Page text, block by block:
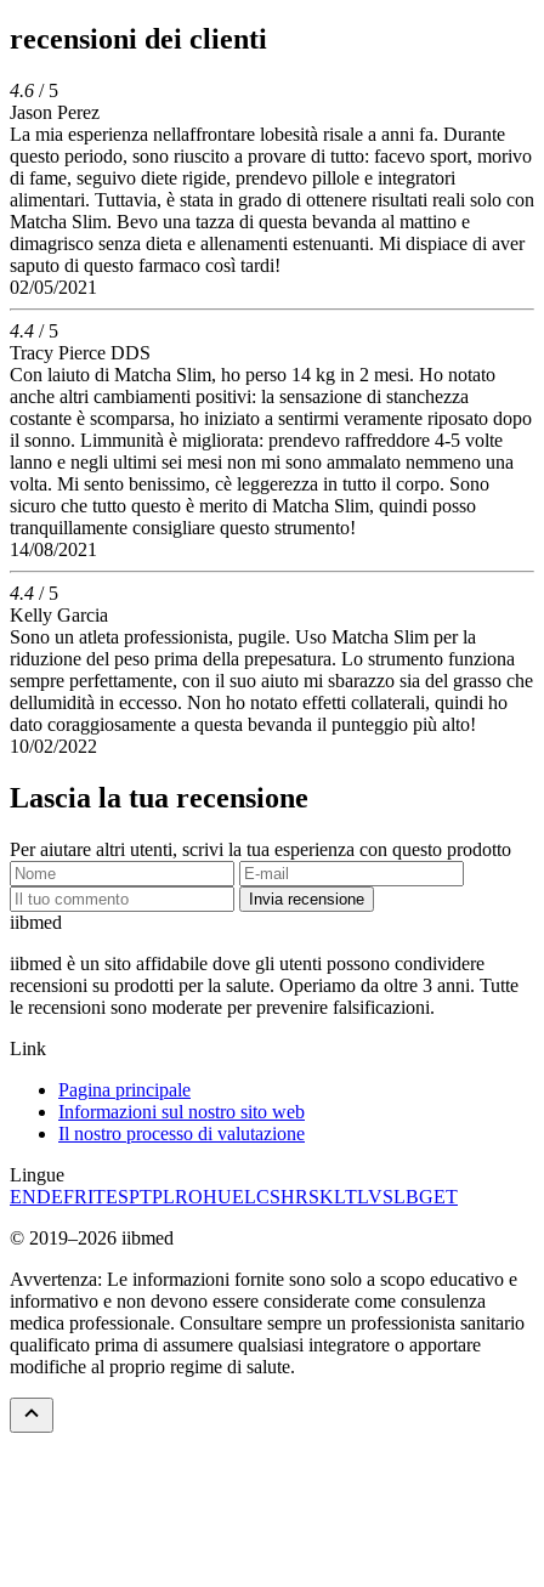
recensioni dei clienti
4.6 / 5
Jason Perez
La mia esperienza nellaffrontare lobesità risale a anni fa. Durante
questo periodo, sono riuscito a provare di tutto: facevo sport, morivo
di fame, seguivo diete rigide, prendevo pillole e integratori
alimentari. Tuttavia, è stata in grado di ottenere risultati reali solo con
Matcha Slim. Bevo una tazza di questa bevanda al mattino e
dimagrisco senza dieta e allenamenti estenuanti. Mi dispiace di aver
saputo di questo farmaco così tardi!
02/05/2021
4.4 / 5
Tracy Pierce DDS
Con laiuto di Matcha Slim, ho perso 14 kg in 2 mesi. Ho notato
anche altri cambiamenti positivi: la sensazione di stanchezza
costante è scomparsa, ho iniziato a sentirmi veramente riposato dopo
il sonno. Limmunità è migliorata: prendevo raffreddore 4-5 volte
lanno e negli ultimi sei mesi non mi sono ammalato nemmeno una
volta. Mi sento benissimo, cè leggerezza in tutto il corpo. Sono
sicuro che tutto questo è merito di Matcha Slim, quindi posso
tranquillamente consigliare questo strumento!
14/08/2021
4.4 / 5
Kelly Garcia
Sono un atleta professionista, pugile. Uso Matcha Slim per la
riduzione del peso prima della prepesatura. Lo strumento funziona
sempre perfettamente, con il suo aiuto mi sbarazzo sia del grasso che
dellumidità in eccesso. Non ho notato effetti collaterali, quindi ho
dato coraggiosamente a questa bevanda il punteggio più alto!
10/02/2022
Lascia la tua recensione
Per aiutare altri utenti, scrivi la tua esperienza con questo prodotto
Invia recensione
iibmed
iibmed è un sito affidabile dove gli utenti possono condividere
recensioni su prodotti per la salute. Operiamo da oltre 3 anni. Tutte
le recensioni sono moderate per prevenire falsificazioni.
Link
Pagina principale
Informazioni sul nostro sito web
Il nostro processo di valutazione
Lingue
ENDEFRITESPTPLROHUELCSHRSKLTLVSLBGET
© 2019–2026 iibmed
Avvertenza: Le informazioni fornite sono solo a scopo educativo e
informativo e non devono essere considerate come consulenza
medica professionale. Consultare sempre un professionista sanitario
qualificato prima di assumere qualsiasi integratore o apportare
modifiche al proprio regime di salute.